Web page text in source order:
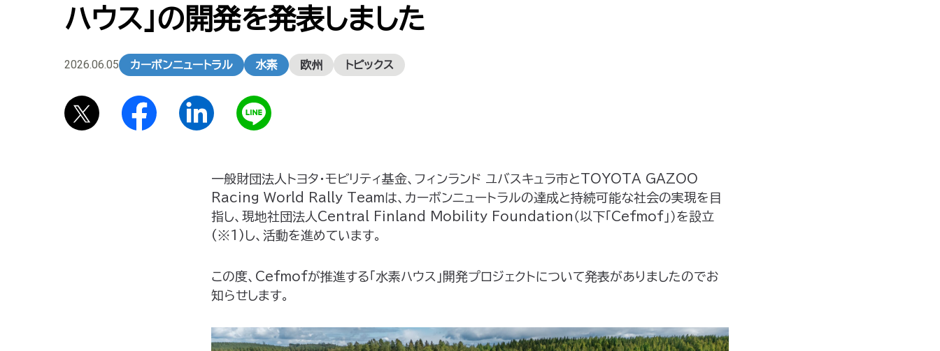
ハウス」の開発を発表しました
2026.06.05 カーボンニュートラル 水素 欧州 トピックス
一般財団法人トヨタ･モビリティ基金、フィンランド ユバスキュラ市とTOYOTA GAZOO
Racing World Rally Teamは、カーボンニュートラルの達成と持続可能な社会の実現を目
指し、現地社団法人Central Finland Mobility Foundation（以下「Cefmof」）を設立
(※1)し、活動を進めています。
この度、Cefmofが推進する「水素ハウス」開発プロジェクトについて発表がありましたのでお
知らせします。